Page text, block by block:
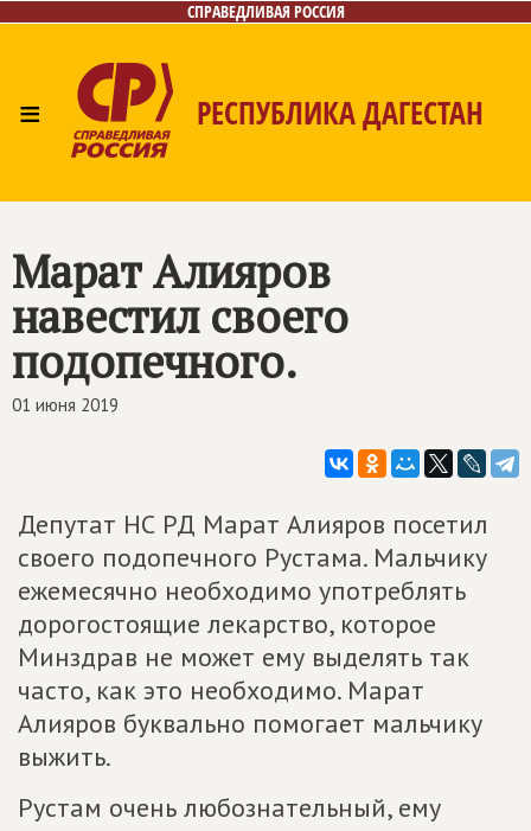
СПРАВЕДЛИВАЯ РОССИЯ
≡ РЕСПУБЛИКА ДАГЕСТАН
Марат Алияров
навестил своего
подопечного.
01 июня 2019
Депутат НС РД Марат Алияров посетил
своего подопечного Рустама. Мальчику
ежемесячно необходимо употреблять
дорогостоящие лекарство, которое
Минздрав не может ему выделять так
часто, как это необходимо. Марат
Алияров буквально помогает мальчику
выжить.
Рустам очень любознательный, ему